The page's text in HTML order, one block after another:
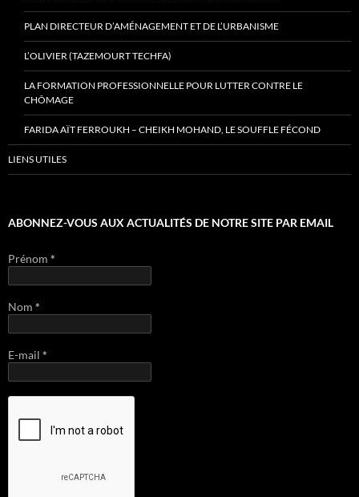
PLAN DIRECTEUR D’AMÉNAGEMENT ET DE L’URBANISME
L’OLIVIER (TAZEMOURT TECHFA)
LA FORMATION PROFESSIONNELLE POUR LUTTER CONTRE LE
CHÔMAGE
FARIDA AÏT FERROUKH – CHEIKH MOHAND, LE SOUFFLE FÉCOND
LIENS UTILES
ABONNEZ-VOUS AUX ACTUALITÉS DE NOTRE SITE PAR EMAIL
Prénom *
Nom *
E-mail *